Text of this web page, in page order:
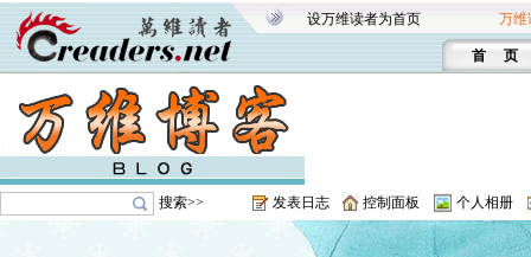
设万维读者为首页 万维
首 页
搜索>> 发表日志 控制面板 个人相册